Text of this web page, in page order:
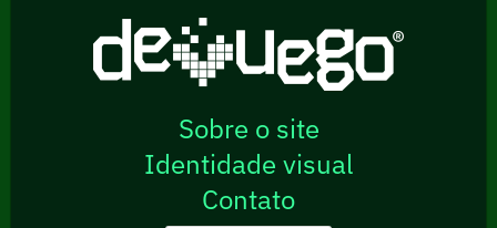
Sobre o site
Identidade visual
Contato